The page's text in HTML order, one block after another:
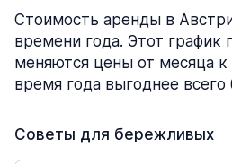
Стоимость аренды в
времени года. Этот график
меняются цены от месяца к
время года выгоднее всего
Советы для бережливых